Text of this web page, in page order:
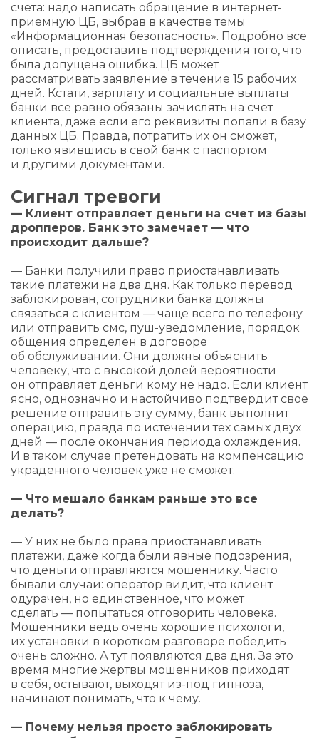
счета: надо написать обращение в интернет-
приемную ЦБ, выбрав в качестве темы
«Информационная безопасность». Подробно все
описать, предоставить подтверждения того, что
была допущена ошибка. ЦБ может
рассматривать заявление в течение 15 рабочих
дней. Кстати, зарплату и социальные выплаты
банки все равно обязаны зачислять на счет
клиента, даже если его реквизиты попали в базу
данных ЦБ. Правда, потратить их он сможет,
только явившись в свой банк с паспортом
и другими документами.
Сигнал тревоги
— Клиент отправляет деньги на счет из базы
дропперов. Банк это замечает — что
происходит дальше?
— Банки получили право приостанавливать
такие платежи на два дня. Как только перевод
заблокирован, сотрудники банка должны
связаться с клиентом — чаще всего по телефону
или отправить смс, пуш-уведомление, порядок
общения определен в договоре
об обслуживании. Они должны объяснить
человеку, что с высокой долей вероятности
он отправляет деньги кому не надо. Если клиент
ясно, однозначно и настойчиво подтвердит свое
решение отправить эту сумму, банк выполнит
операцию, правда по истечении тех самых двух
дней — после окончания периода охлаждения.
И в таком случае претендовать на компенсацию
украденного человек уже не сможет.
— Что мешало банкам раньше это все
делать?
— У них не было права приостанавливать
платежи, даже когда были явные подозрения,
что деньги отправляются мошеннику. Часто
бывали случаи: оператор видит, что клиент
одурачен, но единственное, что может
сделать — попытаться отговорить человека.
Мошенники ведь очень хорошие психологи,
их установки в коротком разговоре победить
очень сложно. А тут появляются два дня. За это
время многие жертвы мошенников приходят
в себя, остывают, выходят из-под гипноза,
начинают понимать, что к чему.
— Почему нельзя просто заблокировать